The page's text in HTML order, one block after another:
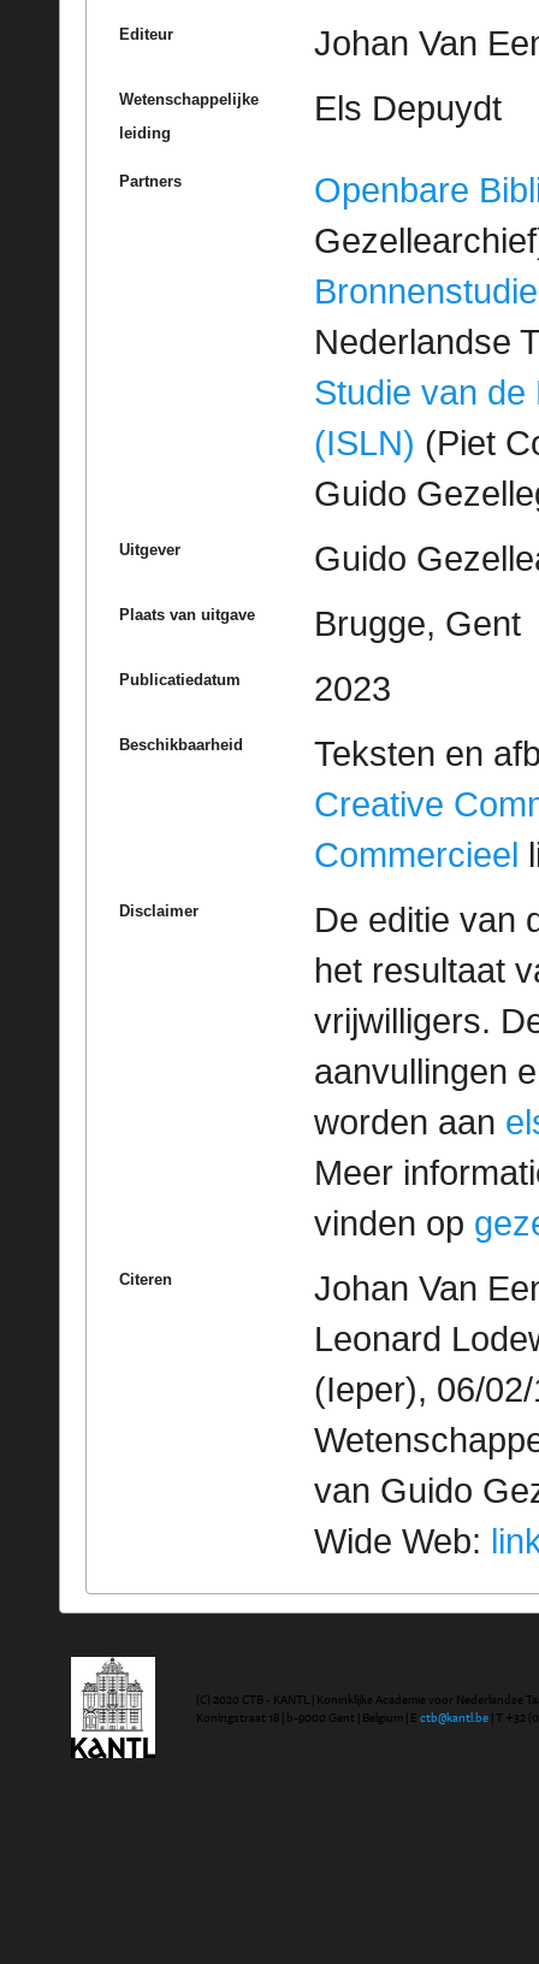
Editeur Johan Van
Wetenschappelijke
leiding
Els Depuydt
Partners
Openbare
Bronnenstudie
Nederlandse
Studie van de
(ISLN) (Piet
Guido
Uitgever Guido
Plaats van uitgave Brugge, Gent
Publicatiedatum 2023
Beschikbaarheid
Teksten en
Creative
Commercieel
Disclaimer
De editie van
het resultaat
vrijwilligers.
aanvullingen
worden aan
Meer
vinden op
Citeren
Johan Van
Leonard
(Ieper), 06/
van Guido
Wide Web:
(C) 2020 CTB - KANTL | Koninklijke Academie voor Nederlandse
Koningstraat 18 | b-9000 Gent | Belgium | E ctb@kantl.be | T +32